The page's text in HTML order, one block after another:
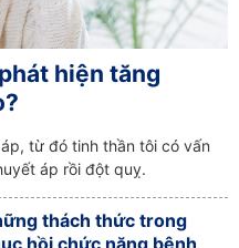
hiện tăng
từ đó tinh thần tôi có vấn
áp rồi đột quỵ.
thách thức trong
hồi chức năng bệnh